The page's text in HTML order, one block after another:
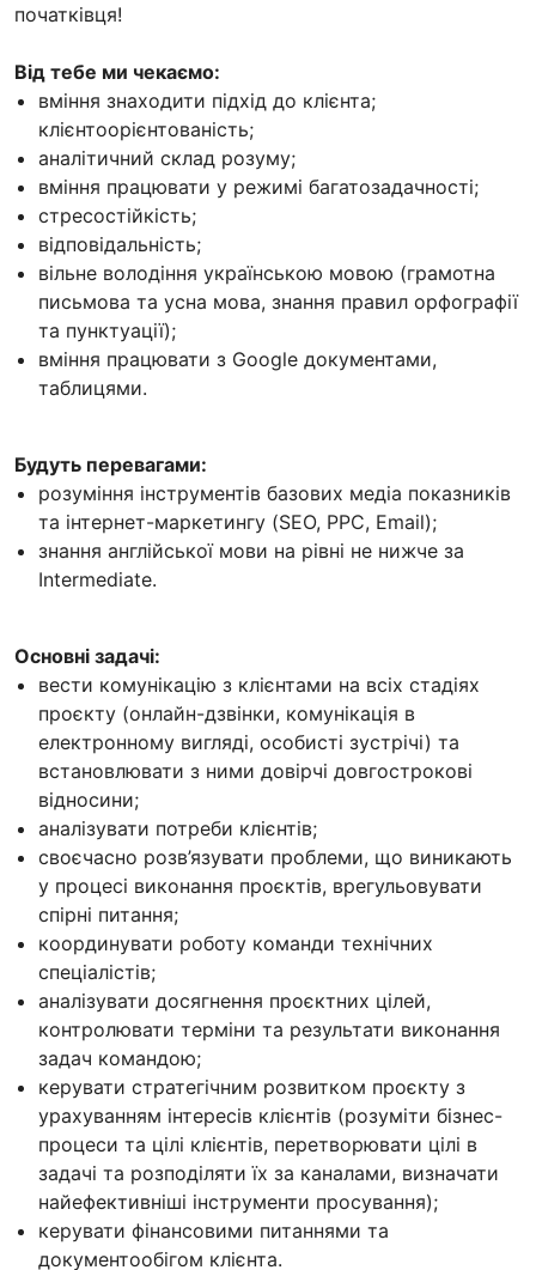
початківця!
Від тебе ми чекаємо:
вміння знаходити підхід до клієнта;
клієнтоорієнтованість;
аналітичний склад розуму;
вміння працювати у режимі багатозадачності;
стресостійкість;
відповідальність;
вільне володіння українською мовою (грамотна
письмова та усна мова, знання правил орфографії
та пунктуації);
вміння працювати з Google документами,
таблицями.
Будуть перевагами:
розуміння інструментів базових медіа показників
та інтернет-маркетингу (SEO, PPC, Email);
знання англійської мови на рівні не нижче за
Intermediate.
Основні задачі:
вести комунікацію з клієнтами на всіх стадіях
проєкту (онлайн-дзвінки, комунікація в
електронному вигляді, особисті зустрічі) та
встановлювати з ними довірчі довгострокові
відносини;
аналізувати потреби клієнтів;
своєчасно розв’язувати проблеми, що виникають
у процесі виконання проєктів, врегульовувати
спірні питання;
координувати роботу команди технічних
спеціалістів;
аналізувати досягнення проєктних цілей,
контролювати терміни та результати виконання
задач командою;
керувати стратегічним розвитком проєкту з
урахуванням інтересів клієнтів (розуміти бізнес-
процеси та цілі клієнтів, перетворювати цілі в
задачі та розподіляти їх за каналами, визначати
найефективніші інструменти просування);
керувати фінансовими питаннями та
документообігом клієнта.